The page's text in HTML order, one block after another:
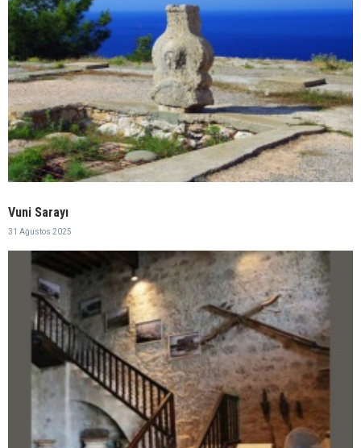
Vuni Sarayı
31 Ağustos 2025